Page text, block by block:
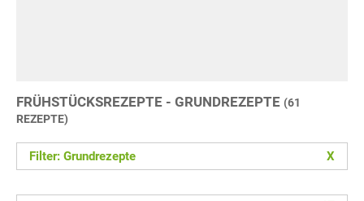
FRÜHSTÜCKSREZEPTE - GRUNDREZEPTE (61
REZEPTE)
Filter: Grundrezepte X